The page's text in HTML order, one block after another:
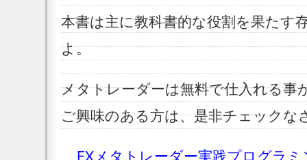
本書は主に教科書的な役割を果たす
よ。
メタトレーダーは無料で仕入れる事
ご興味のある方は、是非チェックな
FXメタトレーダー実践プログラ